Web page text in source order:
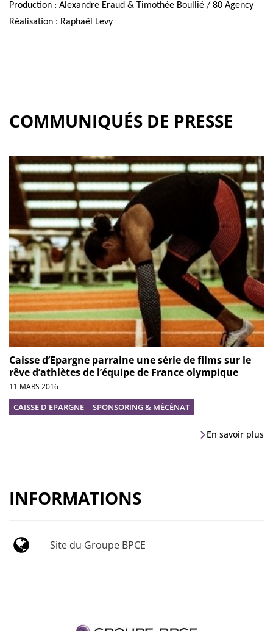
Production : Alexandre Eraud & Timothée Boullié / 80 Agency
Réalisation : Raphaël Levy
COMMUNIQUÉS DE PRESSE
Caisse d’Epargne parraine une série de films sur le
rêve d’athlètes de l’équipe de France olympique
11 MARS 2016
CAISSE D'EPARGNE SPONSORING & MÉCÉNAT
En savoir plus
INFORMATIONS
Site du Groupe BPCE